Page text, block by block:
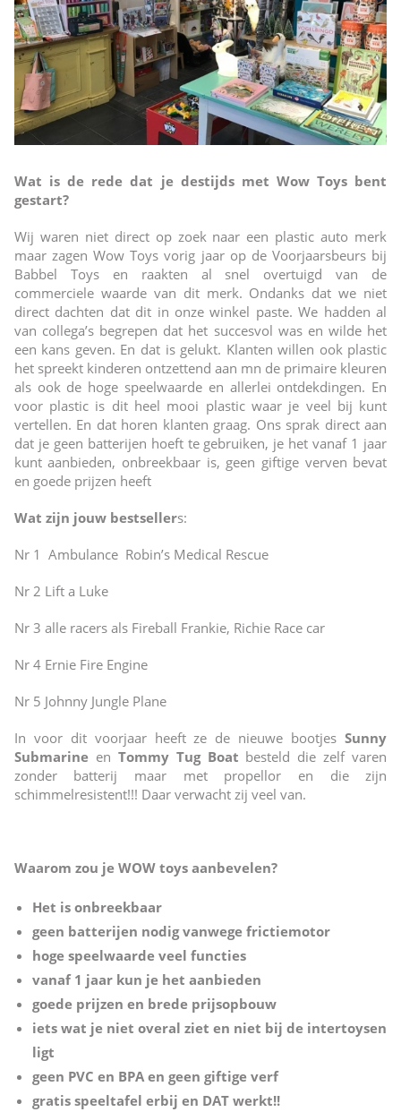
Wat is de rede dat je destijds met Wow Toys bent
gestart?
Wij waren niet direct op zoek naar een plastic auto merk
maar zagen Wow Toys vorig jaar op de Voorjaarsbeurs bij
Babbel Toys en raakten al snel overtuigd van de
commerciele waarde van dit merk. Ondanks dat we niet
direct dachten dat dit in onze winkel paste. We hadden al
van collega’s begrepen dat het succesvol was en wilde het
een kans geven. En dat is gelukt. Klanten willen ook plastic
het spreekt kinderen ontzettend aan mn de primaire kleuren
als ook de hoge speelwaarde en allerlei ontdekdingen. En
voor plastic is dit heel mooi plastic waar je veel bij kunt
vertellen. En dat horen klanten graag. Ons sprak direct aan
dat je geen batterijen hoeft te gebruiken, je het vanaf 1 jaar
kunt aanbieden, onbreekbaar is, geen giftige verven bevat
en goede prijzen heeft
Wat zijn jouw bestsellers:
Nr 1 Ambulance Robin’s Medical Rescue
Nr 2 Lift a Luke
Nr 3 alle racers als Fireball Frankie, Richie Race car
Nr 4 Ernie Fire Engine
Nr 5 Johnny Jungle Plane
In voor dit voorjaar heeft ze de nieuwe bootjesSunny
Submarineen Tommy Tug Boat besteld die zelf varen
zonder batterij maar met propellor en die zijn
schimmelresistent!!! Daar verwacht zij veel van.
Waarom zou je WOW toys aanbevelen?
Het is onbreekbaar
geen batterijen nodig vanwege frictiemotor
hoge speelwaarde veel functies
vanaf 1 jaar kun je het aanbieden
goede prijzen en brede prijsopbouw
iets wat je niet overal ziet en niet bij de intertoysen
ligt
geen PVC en BPA en geen giftige verf
gratis speeltafel erbij en DAT werkt!!